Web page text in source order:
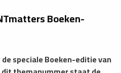
Boeken-
speciale Boeken-editie van